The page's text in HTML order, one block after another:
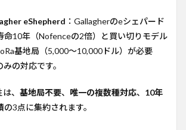
eShepherd ：Gallagherのeシェパード
命10年（Nofenceの2倍）と買い切りモデル
基地局（5,000〜10,000ドル）が必要
の対応です。
、 基地局不要、 唯一の複数種対応、 10年
の3点に集約されます。